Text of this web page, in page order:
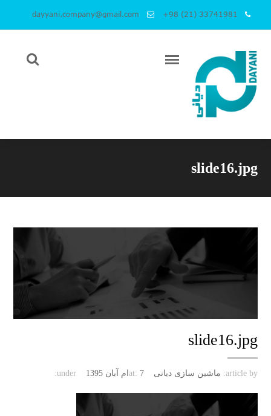
dayyani.company@gmail.com +98 (21) 33741981
slide16.jpg
slide16.jpg
article by: ماشین سازی دیانی at: 7ام آبان 1395 under: